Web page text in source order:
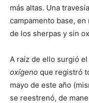
más altas. Una
campamento base,
de los sherpas y sin
A raíz de ello surgió
oxígeno que registró
mayo de este año
se reestrenó, de